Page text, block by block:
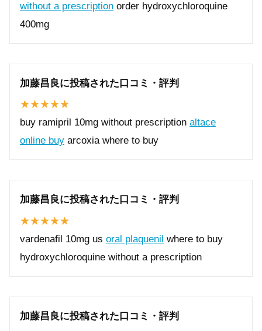
without a prescription order hydroxychloroquine
400mg
加藤昌良に投稿された口コミ・評判
buy ramipril 10mg without prescription altace
online buy arcoxia where to buy
加藤昌良に投稿された口コミ・評判
vardenafil 10mg us oral plaquenil where to buy
hydroxychloroquine without a prescription
加藤昌良に投稿された口コミ・評判